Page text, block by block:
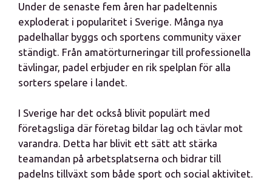
Under de senaste fem åren har padeltennis
exploderat i popularitet i Sverige. Många nya
padelhallar byggs och sportens community växer
ständigt. Från amatörturneringar till professionella
tävlingar, padel erbjuder en rik spelplan för alla
sorters spelare i landet.
I Sverige har det också blivit populärt med
företagsliga där företag bildar lag och tävlar mot
varandra. Detta har blivit ett sätt att stärka
teamandan på arbetsplatserna och bidrar till
padelns tillväxt som både sport och social aktivitet.